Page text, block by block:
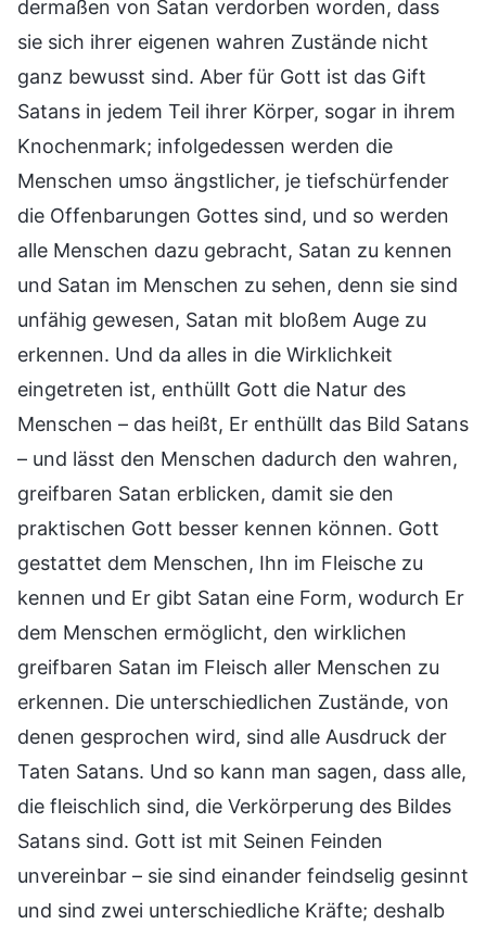
dermaßen von Satan verdorben worden, dass
sie sich ihrer eigenen wahren Zustände nicht
ganz bewusst sind. Aber für Gott ist das Gift
Satans in jedem Teil ihrer Körper, sogar in ihrem
Knochenmark; infolgedessen werden die
Menschen umso ängstlicher, je tiefschürfender
die Offenbarungen Gottes sind, und so werden
alle Menschen dazu gebracht, Satan zu kennen
und Satan im Menschen zu sehen, denn sie sind
unfähig gewesen, Satan mit bloßem Auge zu
erkennen. Und da alles in die Wirklichkeit
eingetreten ist, enthüllt Gott die Natur des
Menschen – das heißt, Er enthüllt das Bild Satans
– und lässt den Menschen dadurch den wahren,
greifbaren Satan erblicken, damit sie den
praktischen Gott besser kennen können. Gott
gestattet dem Menschen, Ihn im Fleische zu
kennen und Er gibt Satan eine Form, wodurch Er
dem Menschen ermöglicht, den wirklichen
greifbaren Satan im Fleisch aller Menschen zu
erkennen. Die unterschiedlichen Zustände, von
denen gesprochen wird, sind alle Ausdruck der
Taten Satans. Und so kann man sagen, dass alle,
die fleischlich sind, die Verkörperung des Bildes
Satans sind. Gott ist mit Seinen Feinden
unvereinbar – sie sind einander feindselig gesinnt
und sind zwei unterschiedliche Kräfte; deshalb